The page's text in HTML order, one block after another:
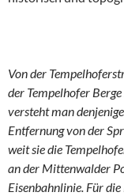
Von der
der Tempelhofer
versteht man
Entfernung von der
weit sie die
an der Mittenwalder
Eisenbahnlinie. Für